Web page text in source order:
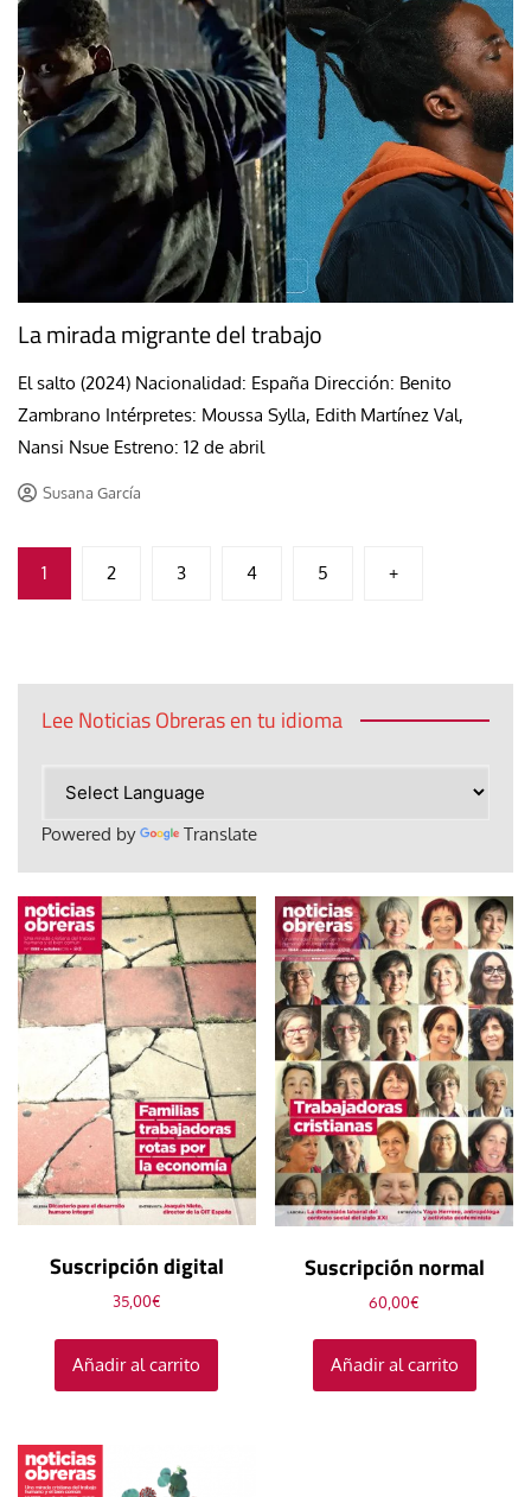
La mirada migrante del trabajo
El salto (2024) Nacionalidad: España Dirección: Benito
Zambrano Intérpretes: Moussa Sylla, Edith Martínez Val,
Nansi Nsue Estreno: 12 de abril
Susana García
Paginación
de
1 2 3 4 5 +
Lee Noticias Obreras en tu idioma
Powered by Translate
Suscripción digital
35,00€
Añadir al carrito
Suscripción normal
60,00€
Añadir al carrito